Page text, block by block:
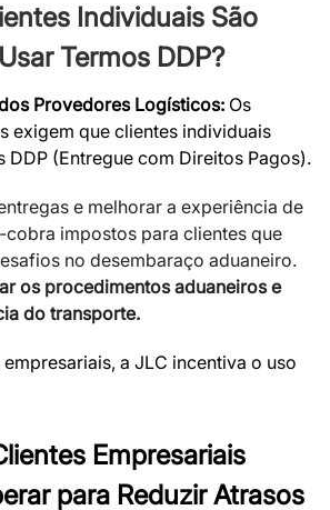
Individuais São
Termos DDP?
Provedores Logísticos: Os
exigem que clientes individuais
DDP (Entregue com Direitos Pagos).
e melhorar a experiência de
impostos para clientes que
no desembaraço aduaneiro.
os procedimentos aduaneiros e
do transporte.
empresariais, a JLC incentiva o uso
Empresariais
para Reduzir Atrasos